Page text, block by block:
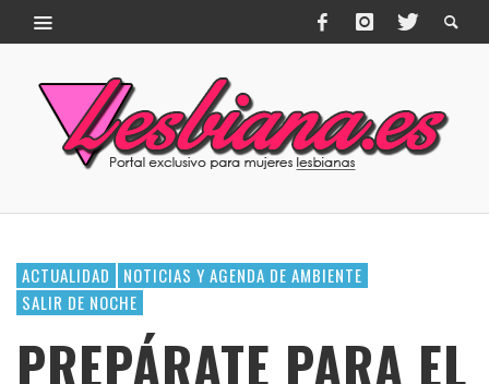
ACTUALIDAD
NOTICIAS Y AGENDA DE AMBIENTE
SALIR DE NOCHE
PREPÁRATE PARA EL